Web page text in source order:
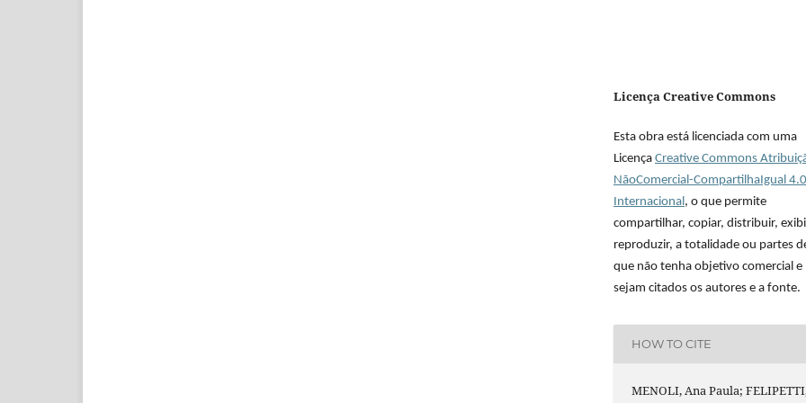
Licença Creative Commons
Esta obra está licenciada com uma
Licença Creative Commons
NãoComercial-CompartilhaIgual 4.0
Internacional , o que permite
compartilhar, copiar, distribuir,
reproduzir, a totalidade ou partes
que não tenha objetivo comercial e
sejam citados os autores e a fonte.
HOW TO CITE
MENOLI, Ana Paula;